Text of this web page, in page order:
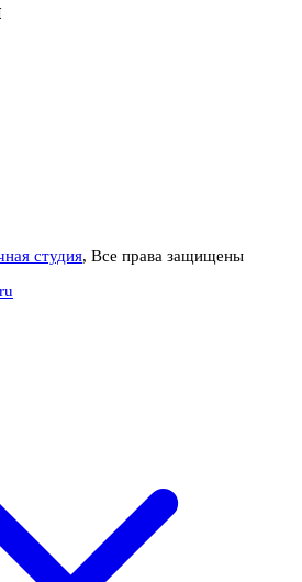
студия, Все права защищены